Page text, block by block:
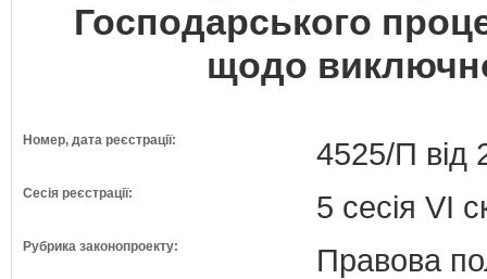
Господарського
щодо
Номер, дата реєстрації: 4525/П від
Сесія реєстрації: 5 сесія VI
Рубрика законопроекту: Правова